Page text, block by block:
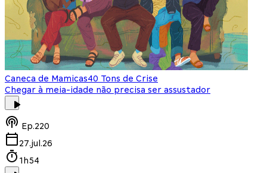
Caneca de Mamicas40 Tons de Crise
Chegar à meia-idade não precisa ser assustador
Ep.220
27.jul.26
1h54